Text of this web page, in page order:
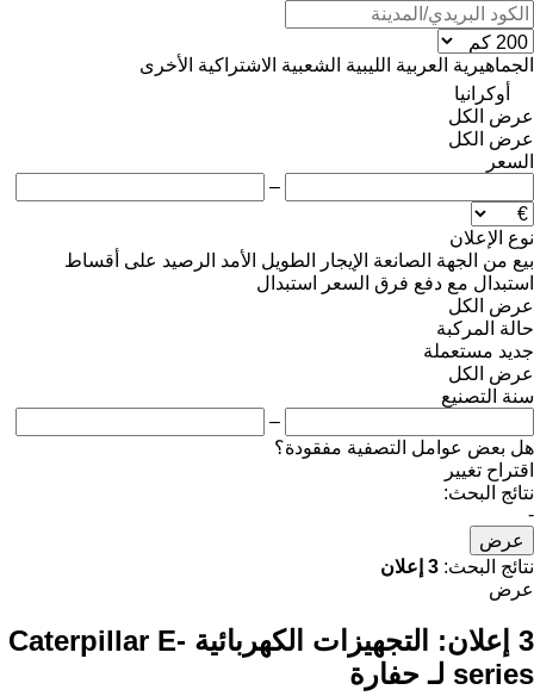
الجماهيرية العربية الليبية الشعبية الاشتراكية الأخرى
أوكرانيا
عرض الكل
عرض الكل
السعر
–
نوع الإعلان
بيع من الجهة الصانعة الإيجار الطويل الأمد الرصيد على أقساط
استبدال مع دفع فرق السعر
استبدال
عرض الكل
حالة المركبة
جديد مستعملة
عرض الكل
سنة التصنيع
–
هل بعض عوامل التصفية مفقودة؟
اقتراح تغيير
نتائج البحث:
-
عرض
نتائج البحث: 3 إعلان
عرض
3 إعلان:
التجهيزات الكهربائية Caterpillar E-
series لـ حفارة